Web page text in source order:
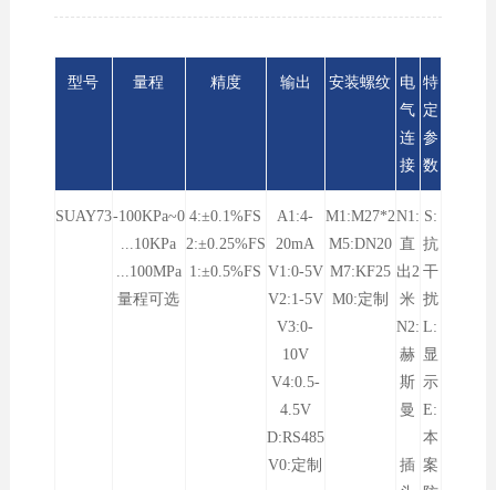
型号 量程 精度 输出 安装螺纹 电
气
连
接
特
定
参
数
SUAY73-100KPa~0
...10KPa
...100MPa
量程可选
4:±0.1%FS
2:±0.25%FS
1:±0.5%FS
A1:4-
20mA
V1:0-5V
V2:1-5V
V3:0-
10V
V4:0.5-
4.5V
D:RS485
V0:定制
M1:M27*2
M5:DN20
M7:KF25
M0:定制
N1:
直
出2
米
N2:
赫
斯
曼
插
S:
抗
干
扰
L:
显
示
E:
本
案